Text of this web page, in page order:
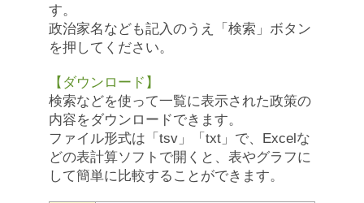
す。
政治家名なども記入のうえ「検索」ボタン
を押してください。
【ダウンロード】
検索などを使って一覧に表示された政策の
内容をダウンロードできます。
ファイル形式は「tsv」「txt」で、Excelな
どの表計算ソフトで開くと、表やグラフに
して簡単に比較することができます。